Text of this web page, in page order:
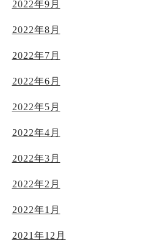
2022年9月
2022年8月
2022年7月
2022年6月
2022年5月
2022年4月
2022年3月
2022年2月
2022年1月
2021年12月